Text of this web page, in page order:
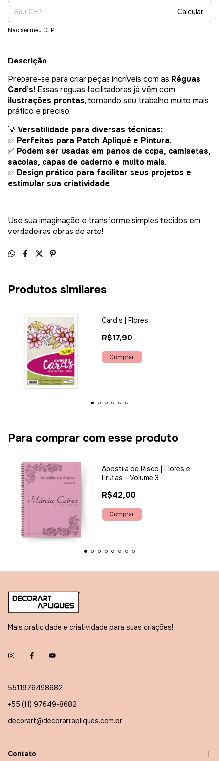
Calcular
Não sei meu CEP
Descrição
Prepare-se para criar peças incríveis com as Réguas
Card’s! Essas réguas facilitadoras já vêm com
ilustrações prontas, tornando seu trabalho muito mais
prático e preciso.
💡Versatilidade para diversas técnicas:
✅ Perfeitas para Patch Apliquê e Pintura.
✅ Podem ser usadas em panos de copa, camisetas,
sacolas, capas de caderno e muito mais.
✅ Design prático para facilitar seus projetos e
estimular sua criatividade.
Use sua imaginação e transforme simples tecidos em
verdadeiras obras de arte!
Produtos similares
Card's | Flores
R$17,90
Para comprar com esse produto
Apostila de Risco | Flores e
Frutas - Volume 3
R$42,00
Mais praticidade e criatividade para suas criações!
5511976498682
+55 (11) 97649-8682
decorart@decorartapliques.com.br
Contato